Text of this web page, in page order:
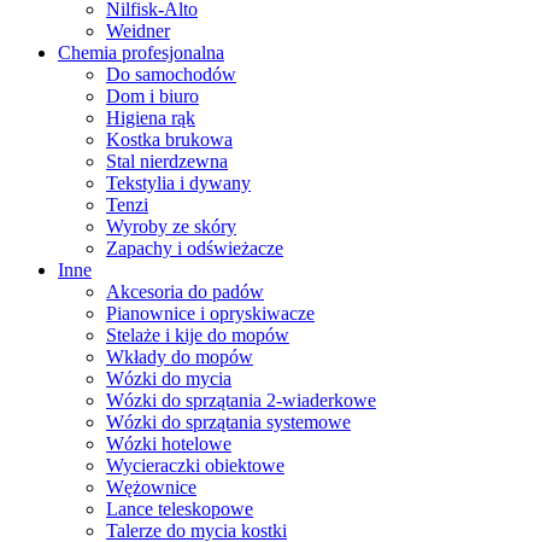
Nilfisk-Alto
Weidner
Chemia profesjonalna
Do samochodów
Dom i biuro
Higiena rąk
Kostka brukowa
Stal nierdzewna
Tekstylia i dywany
Tenzi
Wyroby ze skóry
Zapachy i odświeżacze
Inne
Akcesoria do padów
Pianownice i opryskiwacze
Stelaże i kije do mopów
Wkłady do mopów
Wózki do mycia
Wózki do sprzątania 2-wiaderkowe
Wózki do sprzątania systemowe
Wózki hotelowe
Wycieraczki obiektowe
Wężownice
Lance teleskopowe
Talerze do mycia kostki